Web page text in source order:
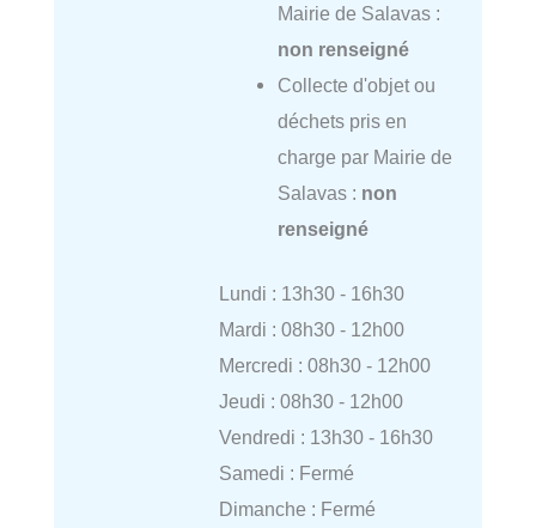
Mairie de Salavas :
non renseigné
Collecte d'objet ou
déchets pris en
charge par Mairie de
Salavas : non
renseigné
Lundi : 13h30 - 16h30
Mardi : 08h30 - 12h00
Mercredi : 08h30 - 12h00
Jeudi : 08h30 - 12h00
Vendredi : 13h30 - 16h30
Samedi : Fermé
Dimanche : Fermé